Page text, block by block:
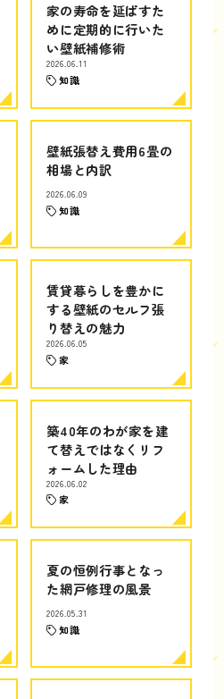
家の寿命を延ばすた
めに定期的に行いた
い壁紙補修術
2026.06.11
知識
壁紙張替え費用6畳の
相場と内訳
2026.06.09
知識
賃貸暮らしを豊かに
する壁紙のセルフ張
り替えの魅力
2026.06.05
家
築40年のわが家を建
て替えではなくリフ
ォームした理由
2026.06.02
家
夏の恒例行事となっ
た網戸修理の風景
2026.05.31
知識